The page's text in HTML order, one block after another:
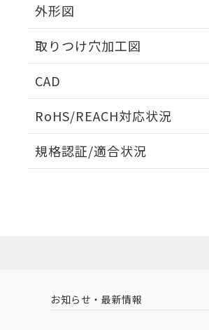
外形図
取りつけ穴加工図
CAD
RoHS/REACH対応状況
EU RoHS 注意事項・凡例
中国 RoHS 注意事項・凡例
規格認証/適合状況
（イギリス
（ノルウェー
お知らせ・最新情報